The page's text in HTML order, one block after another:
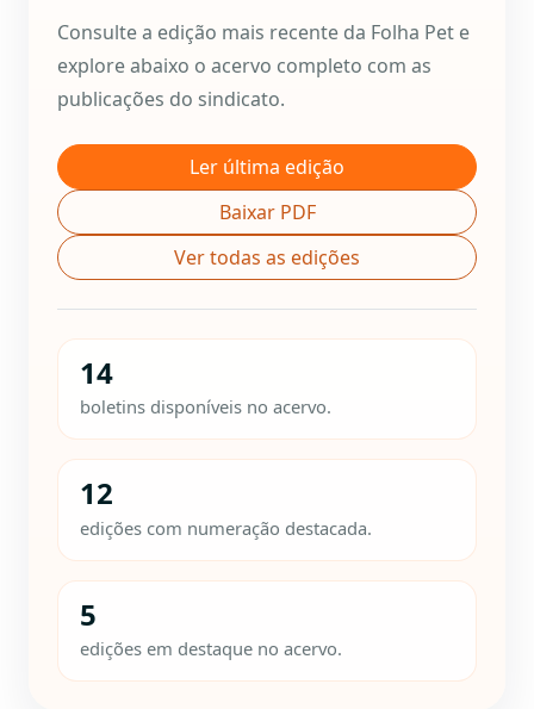
Consulte a edição mais recente da Folha Pet e
explore abaixo o acervo completo com as
publicações do sindicato.
Ler última edição
Baixar PDF
Ver todas as edições
14
boletins disponíveis no acervo.
12
edições com numeração destacada.
5
edições em destaque no acervo.